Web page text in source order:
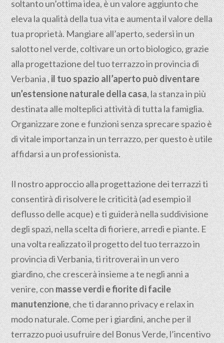
soltanto un’ottima idea, è un valore aggiunto che
eleva la qualità della tua vita e aumenta il valore della
tua proprietà. Mangiare all’aperto, sedersi in un
salotto nel verde, coltivare un orto biologico, grazie
alla progettazione del tuo terrazzo in provincia di
Verbania ,il tuo spazio all’aperto può diventare
un’estensione naturale della casa, la stanza in più
destinata alle molteplici attività di tutta la famiglia.
Organizzare zone e funzioni senza sprecare spazio è
di vitale importanza in un terrazzo, per questo è utile
affidarsi a un professionista.
Il nostro approccio alla progettazione dei terrazzi ti
consentirà di risolvere le criticità (ad esempio il
deflusso delle acque) e ti guiderà nella suddivisione
degli spazi, nella scelta di fioriere, arredi e piante. E
una volta realizzato il progetto del tuo terrazzo in
provincia di Verbania, ti ritroverai in un vero
giardino, che crescerà insieme a te negli anni a
venire, conmasse verdi e fiorite di facile
manutenzione, che ti daranno privacy e relax in
modo naturale. Come per i giardini, anche per il
terrazzo puoi usufruire del Bonus Verde, l’incentivo